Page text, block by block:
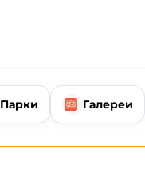
Парки Галереи